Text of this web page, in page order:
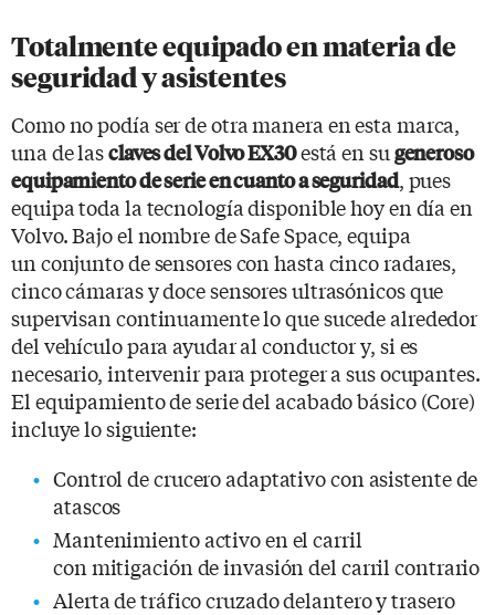
Totalmente equipado en materia de
seguridad y asistentes
Como no podía ser de otra manera en esta marca,
una de lasclaves del Volvo EX30está en su generoso
equipamiento de serie en cuanto a seguridad, pues
equipa toda la tecnología disponible hoy en día en
Volvo. Bajo el nombre de Safe Space, equipa
un conjunto de sensores con hasta cinco radares,
cinco cámaras y doce sensores ultrasónicos que
supervisan continuamente lo que sucede alrededor
del vehículo para ayudar al conductor y, si es
necesario, intervenir para proteger a sus ocupantes.
El equipamiento de serie del acabado básico (Core)
incluye lo siguiente:
Control de crucero adaptativo con asistente de
atascos
Mantenimiento activo en el carril
con mitigación de invasión del carril contrario
Alerta de tráfico cruzado delantero y trasero